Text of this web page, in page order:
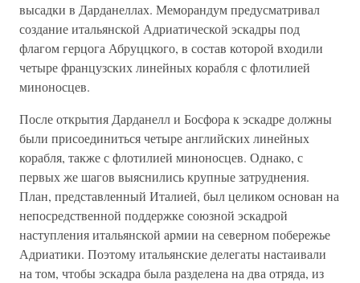
высадки в Дарданеллах. Меморандум предусматривал
создание итальянской Адриатической эскадры под
флагом герцога Абруццкого, в состав которой входили
четыре французских линейных корабля с флотилией
миноносцев.
После открытия Дарданелл и Босфора к эскадре должны
были присоединиться четыре английских линейных
корабля, также с флотилией миноносцев. Однако, с
первых же шагов выяснились крупные затруднения.
План, представленный Италией, был целиком основан на
непосредственной поддержке союзной эскадрой
наступления итальянской армии на северном побережье
Адриатики. Поэтому итальянские делегаты настаивали
на том, чтобы эскадра была разделена на два отряда, из